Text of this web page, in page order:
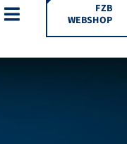
Toggle
Navigation
FZB
WEBSHOP